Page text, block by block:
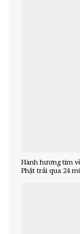
Hành hương tìm
Phật trải qua 24